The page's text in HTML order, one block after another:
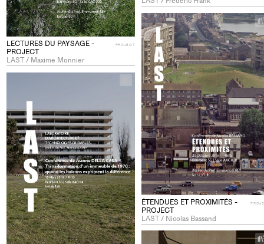
LECTURES DU PAYSAGE -
PROJECT
LAST / Maxime Monnier
PROJECT
ÉTENDUES ET PROXIMITÉS -
PROJECT
LAST / Nicolas Bassand
+
project
collections
+